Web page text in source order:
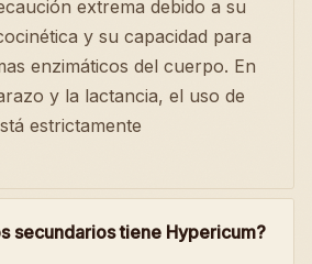
extrema debido a su
y su capacidad para
enzimáticos del cuerpo. En
y la lactancia, el uso de
estrictamente
secundarios tiene Hypericum?